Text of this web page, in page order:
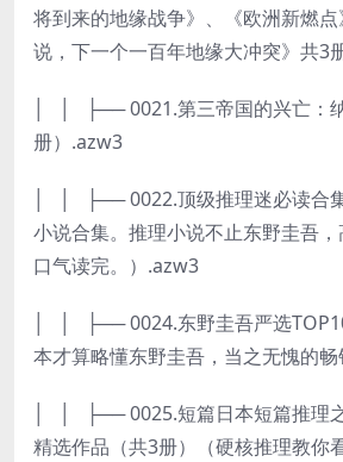
将到来的地缘战争》、《欧洲新燃
说，下一个一百年地缘大冲突》共3
│ │ ├── 0021.第三帝国的兴亡：
册）.azw3
│ │ ├── 0022.顶级推理迷必读合
小说合集。推理小说不止东野圭吾
口气读完。）.azw3
│ │ ├── 0024.东野圭吾严选
本才算略懂东野圭吾，当之无愧的
│ │ ├── 0025.短篇日本短篇推理
精选作品（共3册）（硬核推理教你